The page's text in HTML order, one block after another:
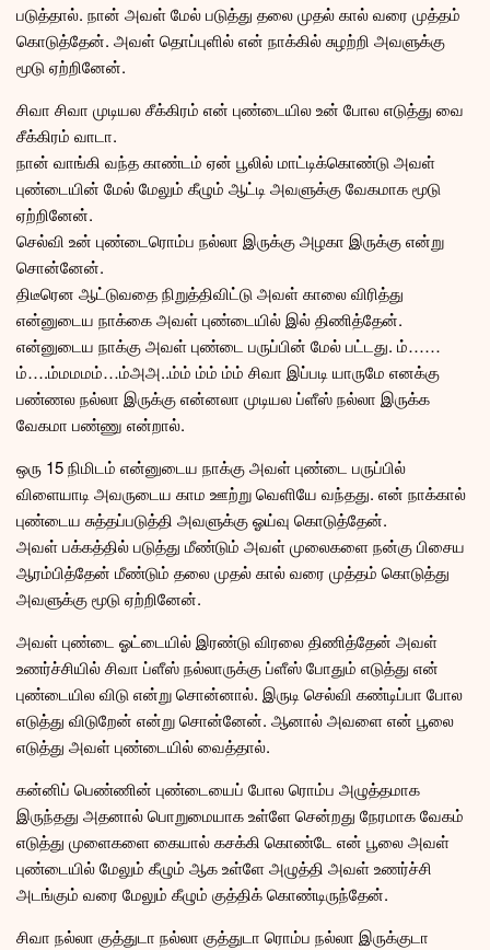
படுத்தால். நான் அவள் மேல் படுத்து தலை முதல் கால் வரை முத்தம்
கொடுத்தேன். அவள் தொப்புளில் என் நாக்கில் சுழற்றி அவளுக்கு
மூடு ஏற்றினேன்.
சிவா சிவா முடியல சீக்கிரம் என் புண்டையில உன் போல எடுத்து வை
சீக்கிரம் வாடா.
நான் வாங்கி வந்த காண்டம் ஏன் பூலில் மாட்டிக்கொண்டு அவள்
புண்டையின் மேல் மேலும் கீழும் ஆட்டி அவளுக்கு வேகமாக மூடு
ஏற்றினேன்.
செல்வி உன் புண்டைரொம்ப நல்லா இருக்கு அழகா இருக்கு என்று
சொன்னேன்.
திடீரென ஆட்டுவதை நிறுத்திவிட்டு அவள் காலை விரித்து
என்னுடைய நாக்கை அவள் புண்டையில் இல் திணித்தேன்.
என்னுடைய நாக்கு அவள் புண்டை பருப்பின் மேல் பட்டது. ம்……
ம்….ம்மமமம்…ம்அஅ..ம்ம் ம்ம் ம்ம் சிவா இப்படி யாருமே எனக்கு
பண்ணல நல்லா இருக்கு என்னலா முடியல ப்ளீஸ் நல்லா இருக்க
வேகமா பண்ணு என்றால்.
ஒரு 15 நிமிடம் என்னுடைய நாக்கு அவள் புண்டை பருப்பில்
விளையாடி அவருடைய காம ஊற்று வெளியே வந்தது. என் நாக்கால்
புண்டைய சுத்தப்படுத்தி அவளுக்கு ஓய்வு கொடுத்தேன்.
அவள் பக்கத்தில் படுத்து மீண்டும் அவள் முலைகளை நன்கு பிசைய
ஆரம்பித்தேன் மீண்டும் தலை முதல் கால் வரை முத்தம் கொடுத்து
அவளுக்கு மூடு ஏற்றினேன்.
அவள் புண்டை ஓட்டையில் இரண்டு விரலை திணித்தேன் அவள்
உணர்ச்சியில் சிவா ப்ளீஸ் நல்லாருக்கு ப்ளீஸ் போதும் எடுத்து என்
புண்டையில விடு என்று சொன்னால். இருடி செல்வி கண்டிப்பா போல
எடுத்து விடுறேன் என்று சொன்னேன். ஆனால் அவளை என் பூலை
எடுத்து அவள் புண்டையில் வைத்தால்.
கன்னிப் பெண்ணின் புண்டையைப் போல ரொம்ப அழுத்தமாக
இருந்தது அதனால் பொறுமையாக உள்ளே சென்றது நேரமாக வேகம்
எடுத்து முளைகளை கையால் கசக்கி கொண்டே என் பூலை அவள்
புண்டையில் மேலும் கீழும் ஆக உள்ளே அழுத்தி அவள் உணர்ச்சி
அடங்கும் வரை மேலும் கீழும் குத்திக் கொண்டிருந்தேன்.
சிவா நல்லா குத்துடா நல்லா குத்துடா ரொம்ப நல்லா இருக்குடா